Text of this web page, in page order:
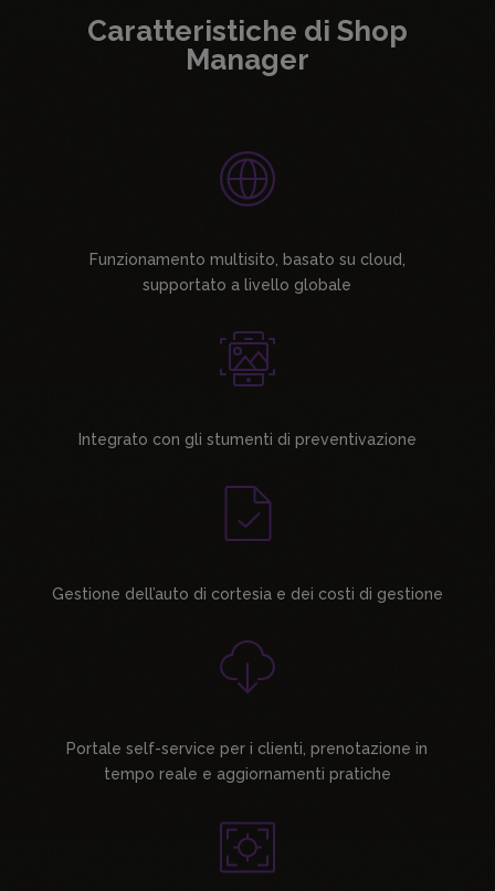
Caratteristiche di Shop
Manager
Funzionamento multisito, basato su cloud,
supportato a livello globale
Integrato con gli stumenti di preventivazione
Gestione dell’auto di cortesia e dei costi di gestione
Portale self-service per i clienti, prenotazione in
tempo reale e aggiornamenti pratiche